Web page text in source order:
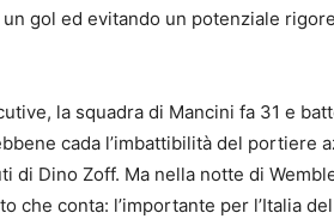
gol ed evitando un potenziale
la squadra di Mancini fa 31 e
cada l’imbattibilità del portiere
di Dino Zoff. Ma nella notte di
che conta: l’importante per l’Italia